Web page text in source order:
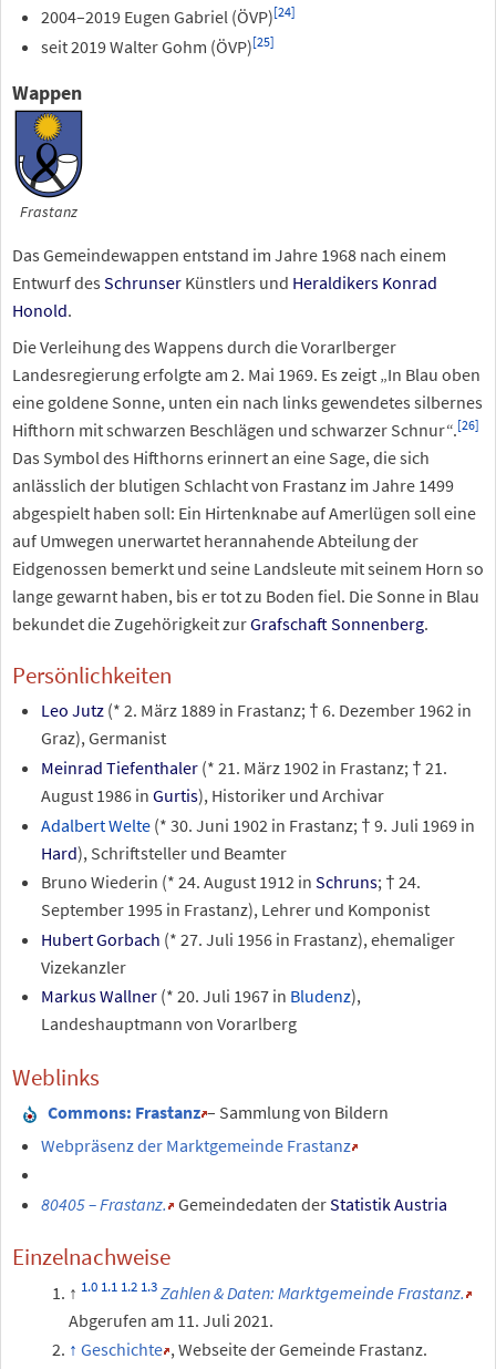
2004–2019 Eugen Gabriel (ÖVP)[24]
seit 2019 Walter Gohm (ÖVP)[25]
Wappen
Frastanz
Das Gemeindewappen entstand im Jahre 1968 nach einem
Entwurf des Schrunser Künstlers und Heraldikers Konrad
Honold.
Die Verleihung des Wappens durch die Vorarlberger
Landesregierung erfolgte am 2. Mai 1969. Es zeigt „In Blau oben
eine goldene Sonne, unten ein nach links gewendetes silbernes
Hifthorn mit schwarzen Beschlägen und schwarzer Schnur“.[26]
Das Symbol des Hifthorns erinnert an eine Sage, die sich
anlässlich der blutigen Schlacht von Frastanz im Jahre 1499
abgespielt haben soll: Ein Hirtenknabe auf Amerlügen soll eine
auf Umwegen unerwartet herannahende Abteilung der
Eidgenossen bemerkt und seine Landsleute mit seinem Horn so
lange gewarnt haben, bis er tot zu Boden fiel. Die Sonne in Blau
bekundet die Zugehörigkeit zurGrafschaft Sonnenberg.
Persönlichkeiten
Leo Jutz(* 2. März 1889 in Frastanz; † 6. Dezember 1962 in
Graz), Germanist
Meinrad Tiefenthaler(* 21. März 1902 in Frastanz; † 21.
August 1986 in Gurtis), Historiker und Archivar
Adalbert Welte(* 30. Juni 1902 in Frastanz; † 9. Juli 1969 in
Hard), Schriftsteller und Beamter
Bruno Wiederin (* 24. August 1912 in Schruns; † 24.
September 1995 in Frastanz), Lehrer und Komponist
Hubert Gorbach (* 27. Juli 1956 in Frastanz), ehemaliger
Vizekanzler
Markus Wallner(* 20. Juli 1967 in Bludenz),
Landeshauptmann von Vorarlberg
Weblinks
Commons: Frastanz – Sammlung von Bildern
Webpräsenz der Marktgemeinde Frastanz
80405 – Frastanz. Gemeindedaten derStatistik Austria
Einzelnachweise
Zahlen & Daten: Marktgemeinde Frastanz.
Abgerufen am 11. Juli 2021 .
Geschichte , Webseite der Gemeinde Frastanz.